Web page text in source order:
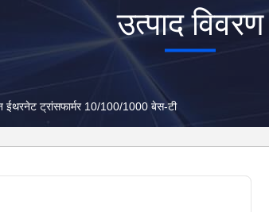
उत्पाद विवरण
ईथरनेट ट्रांसफार्मर 10/100/1000 बेस-टी